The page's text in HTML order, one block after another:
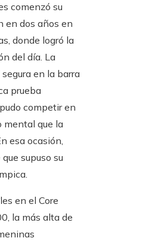
comenzó su
en dos años en
donde logró la
del día. La
en la barra
prueba
competir en
mental que la
esa ocasión,
supuso su
en el Core
la más alta de